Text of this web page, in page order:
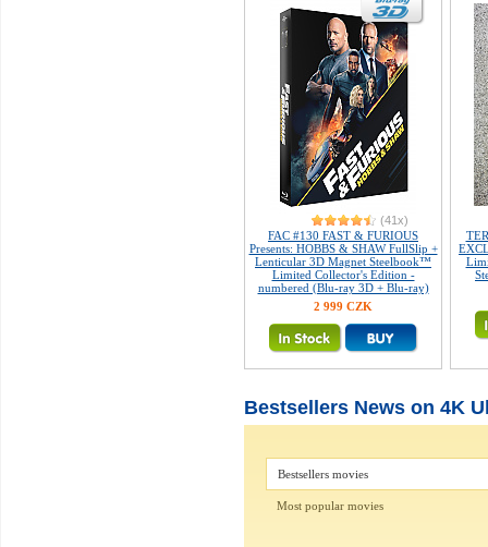
(41x)
FAC #130 FAST & FURIOUS
Presents: HOBBS & SHAW FullSlip +
Lenticular 3D Magnet Steelbook™
Limited Collector's Edition -
numbered (Blu-ray 3D + Blu-ray)
2 999 CZK
Bestsellers News on 4K
Bestsellers movies
Most popular movies